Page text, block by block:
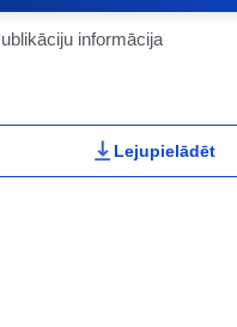
informācija
Actions Portlet
Lejupielādēt